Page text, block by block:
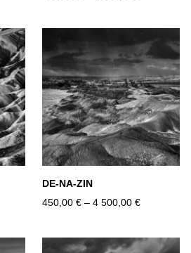
DE-NA-ZIN
450,00 € – 4 500,00 €